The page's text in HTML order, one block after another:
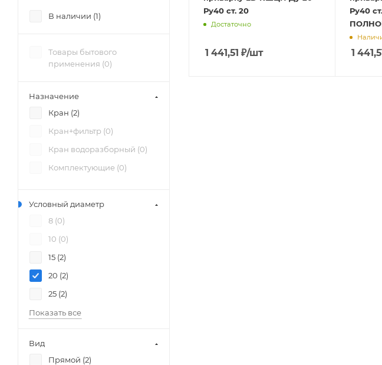
Ру40 ст. 20
Достаточно
1 441,51 ₽/шт
Ру40
1
В наличии (1)
Товары бытового
применения (0)
Назначение
Кран (2)
Кран+фильтр (0)
Кран водоразборный (0)
Комплектующие (0)
Условный диаметр
8 (0)
10 (0)
15 (2)
20 (2)
25 (2)
Показать все
Вид
Прямой (2)